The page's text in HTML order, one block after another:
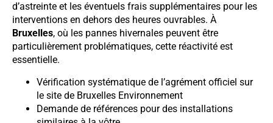
d’astreinte et les éventuels frais supplémentaires pour les
interventions en dehors des heures ouvrables. À
Bruxelles, où les pannes hivernales peuvent être
particulièrement problématiques, cette réactivité est
essentielle.
Vérification systématique de l’agrément officiel sur
le site de Bruxelles Environnement
Demande de références pour des installations